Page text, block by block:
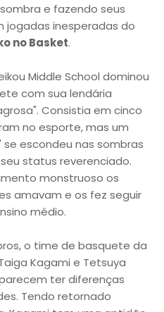
e fazendo seus
jogadas inesperadas do
no Basket.
Middle School dominou
com sua lendária
Consistia em cinco
no esporte, mas um
escondeu nas sombras
status reverenciado.
monstruoso os
amavam e os fez seguir
médio.
o time de basquete da
Kagami e Tetsuya
ter diferenças
Tendo retornado